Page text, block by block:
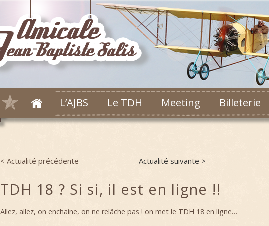
L’AJBS Le TDH Meeting Billeterie
Post navigation
Actualité suivante >
< Actualité précédente
TDH 18 ? Si si, il est en ligne !!
Allez, allez, on enchaine, on ne relâche pas ! on met le TDH 18 en ligne…